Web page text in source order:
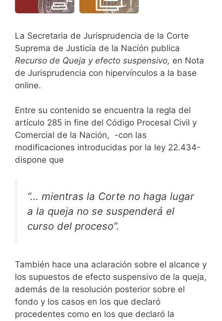
La Secretaria de Jurisprudencia de la Corte
Suprema de Justicia de la Nación publica
Recurso de Queja y efecto suspensivo, en Nota
de Jurisprudencia con hipervínculos a la base
online.
Entre su contenido se encuentra la regla del
artículo 285 in fine del Código Procesal Civil y
Comercial de la Nación, -con las
modificaciones introducidas por la ley 22.434-
dispone que
“… mientras la Corte no haga lugar
a la queja no se suspenderá el
curso del proceso”.
También hace una aclaración sobre el alcance y
los supuestos de efecto suspensivo de la queja,
además de la resolución posterior sobre el
fondo y los casos en los que declaró
procedentes como en los que declaró la